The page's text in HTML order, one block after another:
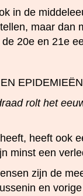
in de
maar dan
20e en 21e
EPIDEMIEËN
rolt het
heeft ook
minst een
zijn de
en